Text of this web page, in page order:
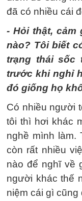
đã có nhiều cái
- Hỏi thật, cảm
nào? Tôi biết
trạng thái sốc
trước khi nghỉ
đó giống họ
Có nhiều người
tôi thì hơi khác
nghề mình làm.
còn rất nhiều
nào để nghĩ về
người khác thế
niệm cái gì cũng